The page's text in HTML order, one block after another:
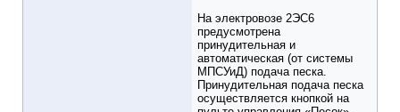
На электровозе 2ЭС6
предусмотрена
принудительная и
автоматическая (от системы
МПСУиД) подача песка.
Принудительная подача песка
осуществляется кнопкой на